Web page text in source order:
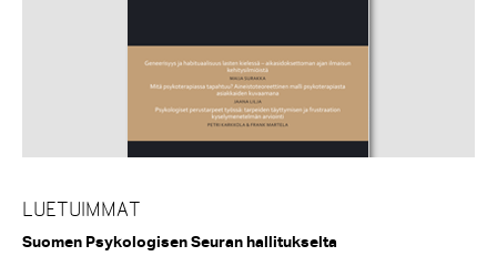
LUETUIMMAT
Suomen Psykologisen Seuran hallitukselta